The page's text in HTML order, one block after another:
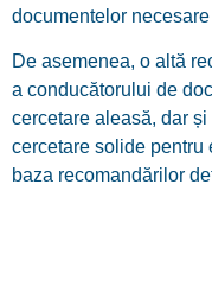
documentelor
De asemenea, o altă
a conducătorului de
cercetare aleasă, dar
cercetare solide pentru
baza recomandărilor